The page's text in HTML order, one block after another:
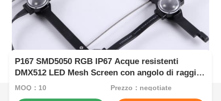
P167 SMD5050 RGB IP67 Acque resistenti
DMX512 LED Mesh Screen con angolo di raggio
di 160° per uso esterno
MOQ：10 Prezzo：negotiate